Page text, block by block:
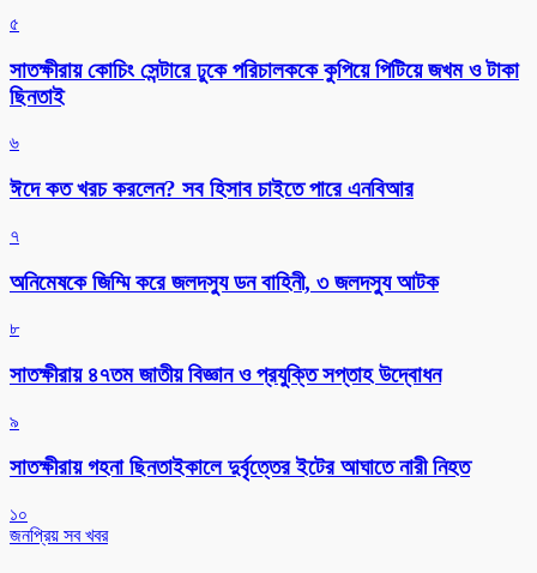
৫
সাতক্ষীরায় কোচিং সেন্টারে ঢুকে পরিচালককে কুপিয়ে পিটিয়ে জখম ও টাকা
ছিনতাই
৬
ঈদে কত খরচ করলেন? সব হিসাব চাইতে পারে এনবিআর
৭
অনিমেষকে জিম্মি করে জলদস্যু ডন বাহিনী, ৩ জলদস্যু আটক
৮
সাতক্ষীরায় ৪৭তম জাতীয় বিজ্ঞান ও প্রযুক্তি সপ্তাহ উদ্বোধন
৯
সাতক্ষীরায় গহনা ছিনতাইকালে দুর্বৃত্তের ইটের আঘাতে নারী নিহত
১০
জনপ্রিয় সব খবর